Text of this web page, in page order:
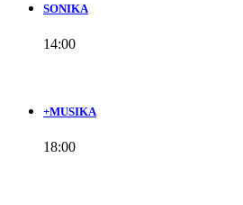
SONIKA
14:00
+MUSIKA
18:00